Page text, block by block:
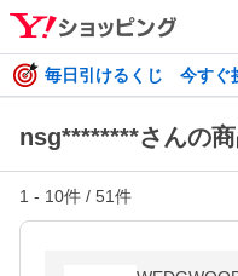
毎日引けるくじ 今すぐ
nsg********さんの
1 - 10件 / 51件